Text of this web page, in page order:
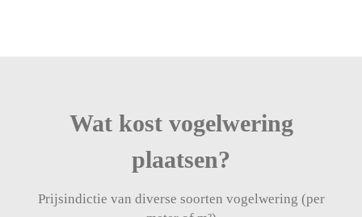
Wat kost vogelwering
plaatsen?
Prijsindictie van diverse soorten vogelwering (per